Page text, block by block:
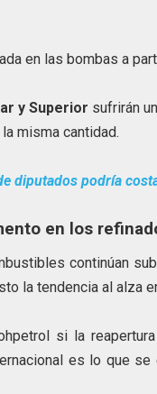
en las bombas a
y Superior sufrirán
misma cantidad.
diputados podría
en los
continúan
la tendencia al alza
si la
es lo que